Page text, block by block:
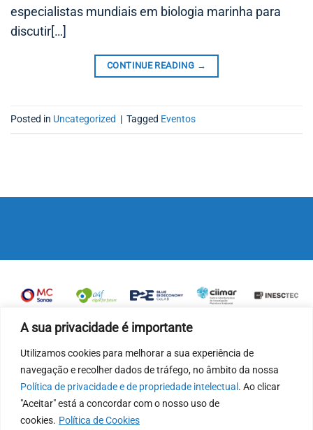
A sua privacidade é importante
Utilizamos cookies para melhorar a sua experiência de
navegação e recolher dados de tráfego, no âmbito da nossa
Política de privacidade e de propriedade intelectual. Ao clicar
"Aceitar" está a concordar com o nosso uso de
cookies. Política de Cookies
especialistas mundiais em biologia marinha para
discutir[…]
CONTINUE READING →
Posted in Uncategorized | Tagged Eventos